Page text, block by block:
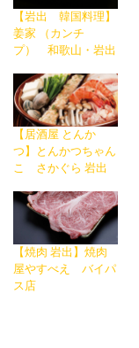
【岩出 韓国料理】
姜家 （カンチ
プ） 和歌山・岩出
【居酒屋 とんか
つ】とんかつちゃん
こ さかぐら 岩出
【焼肉 岩出】焼肉
屋やすべえ バイパ
ス店